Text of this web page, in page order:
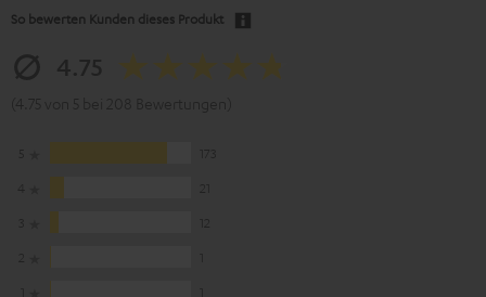
So bewerten Kunden dieses Produkt